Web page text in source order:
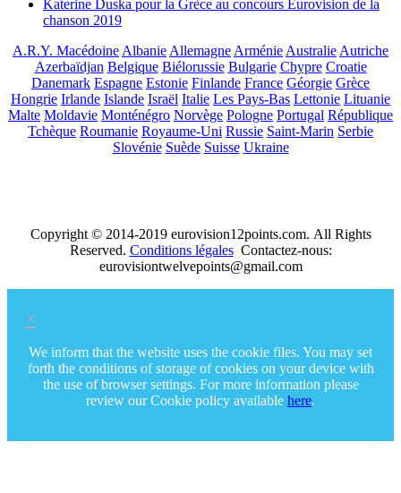
Katerine Duska pour la Grèce au concours Eurovision de la
chanson 2019
A.R.Y. MacédoineAlbanieAllemagneArménieAustralieAutriche
Azerbaïdjan Belgique Biélorussie Bulgarie Chypre Croatie
Danemark Espagne Estonie Finlande France Géorgie Grèce
Hongrie Irlande Islande Israël Italie Les Pays-Bas Lettonie Lituanie
Malte Moldavie Monténégro Norvège Pologne Portugal République
Tchèque Roumanie Royaume-Uni Russie Saint-Marin Serbie
Slovénie Suède Suisse Ukraine
Copyright © 2014-2019 eurovision12points.com. All Rights
Reserved. Conditions légalesContactez-nous:
eurovisiontwelvepoints@gmail.com
×
We inform that the website uses the cookie files. You may set
forth the conditions of storage of cookies on your device with
the use of browser settings. For more information please
review our Cookie policy available here.